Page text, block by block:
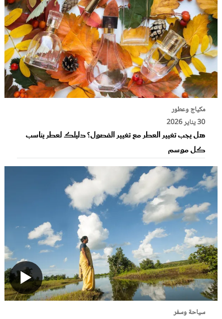
مكياج وعطور
30 يناير 2026
هل يجب تغيير العطر مع تغيير الفصول؟ دليلك لعطر يناسب
كل موسم
سياحة وسفر